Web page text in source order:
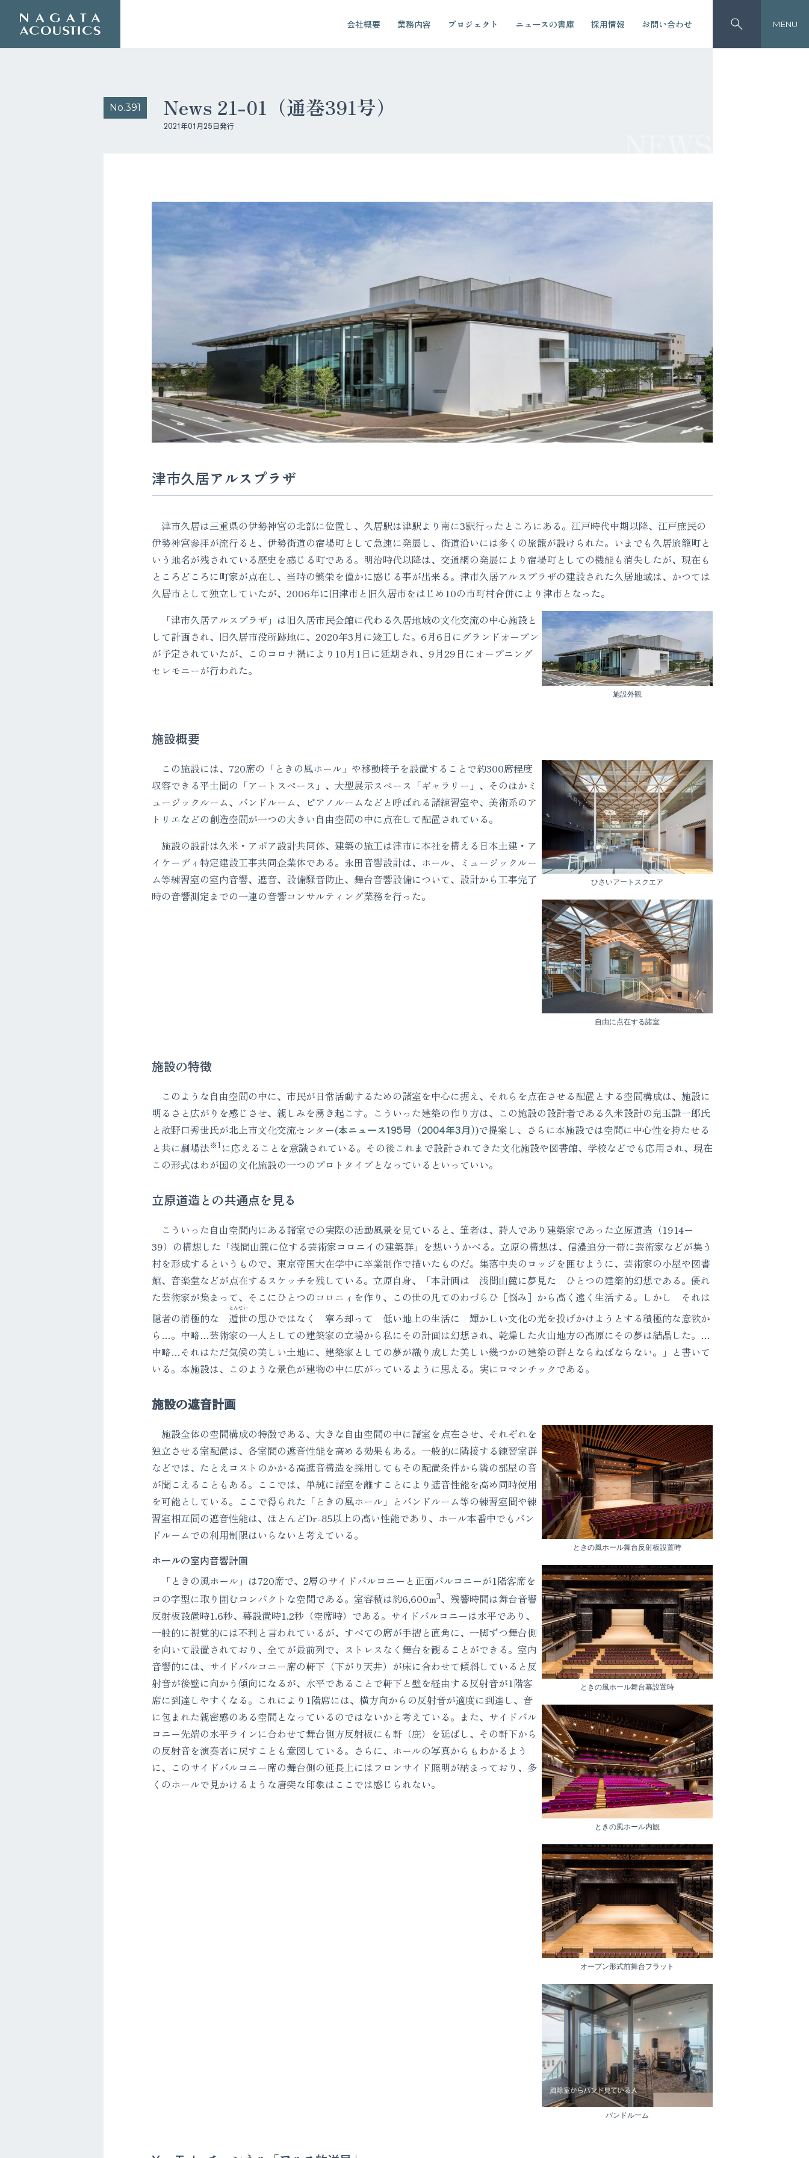
会社概要 業務内容 プロジェクト ニュースの書庫 採用情報 お問い合わせ MENU
No.391 News 21-01（通巻391号）
2021年01月25日発行
津市久居アルスプラザ
津市久居は三重県の伊勢神宮の北部に位置し、久居駅は津駅より南に3駅行ったところにある。江戸時代中期以降、江戸庶民の
伊勢神宮参拝が流行ると、伊勢街道の宿場町として急速に発展し、街道沿いには多くの旅籠が設けられた。いまでも久居旅籠町と
いう地名が残されている歴史を感じる町である。明治時代以降は、交通網の発展により宿場町としての機能も消失したが、現在も
ところどころに町家が点在し、当時の繁栄を僅かに感じる事が出来る。津市久居アルスプラザの建設された久居地域は、かつては
久居市として独立していたが、2006年に旧津市と旧久居市をはじめ10の市町村合併により津市となった。
「津市久居アルスプラザ」は旧久居市民会館に代わる久居地域の文化交流の中心施設と
して計画され、旧久居市役所跡地に、2020年3月に竣工した。6月6日にグランドオープン
が予定されていたが、このコロナ禍により10月1日に延期され、9月29日にオープニング
セレモニーが行われた。
施設外観
施設概要
この施設には、720席の「ときの風ホール」や移動椅子を設置することで約300席程度
収容できる平土間の「アートスペース」、大型展示スペース「ギャラリー」、そのほかミ
ュージックルーム、バンドルーム、ピアノルームなどと呼ばれる諸練習室や、美術系のア
トリエなどの創造空間が一つの大きい自由空間の中に点在して配置されている。
施設の設計は久米・アポア設計共同体、建築の施工は津市に本社を構える日本土建・ア
イケーディ特定建設工事共同企業体である。永田音響設計は、ホール、ミュージックルー
ム等練習室の室内音響、遮音、設備騒音防止、舞台音響設備について、設計から工事完了
時の音響測定までの一連の音響コンサルティング業務を行った。
ひさいアートスクエア
自由に点在する諸室
施設の特徴
このような自由空間の中に、市民が日常活動するための諸室を中心に据え、それらを点在させる配置とする空間構成は、施設に
明るさと広がりを感じさせ、親しみを湧き起こす。こういった建築の作り方は、この施設の設計者である久米設計の兒玉謙一郎氏
と故野口秀世氏が北上市文化交流センター(本ニュース195号（2004年3月))で提案し、さらに本施設では空間に中心性を持たせる
と共に劇場法※1に応えることを意識されている。その後これまで設計されてきた文化施設や図書館、学校などでも応用され、現在
この形式はわが国の文化施設の一つのプロトタイプとなっているといっていい。
立原道造との共通点を見る
こういった自由空間内にある諸室での実際の活動風景を見ていると、筆者は、詩人であり建築家であった立原道造（1914ー
39）の構想した「浅間山麓に位する芸術家コロニイの建築群」を想いうかべる。立原の構想は、信濃追分一帯に芸術家などが集う
村を形成するというもので、東京帝国大在学中に卒業制作で描いたものだ。集落中央のロッジを囲むように、芸術家の小屋や図書
館、音楽堂などが点在するスケッチを残している。立原自身、「本計画は 浅間山麓に夢見た ひとつの建築的幻想である。優れ
た芸術家が集まって、そこにひとつのコロニィを作り、この世の凡てのわづらひ［悩み］から高く遠く生活する。しかし それは
隠者の消極的な 遁世
とんせい
の思ひではなく 寧ろ却って 低い地上の生活に 輝かしい文化の光を投げかけようとする積極的な意欲か
ら…。中略…芸術家の一人としての建築家の立場から私にその計画は幻想され、乾燥した火山地方の高原にその夢は結晶した。…
中略…それはただ気候の美しい土地に、建築家としての夢が織り成した美しい幾つかの建築の群とならねばならない。」と書いて
いる。本施設は、このような景色が建物の中に広がっているように思える。実にロマンチックである。
施設の遮音計画
施設全体の空間構成の特徴である、大きな自由空間の中に諸室を点在させ、それぞれを
独立させる室配置は、各室間の遮音性能を高める効果もある。一般的に隣接する練習室群
などでは、たとえコストのかかる高遮音構造を採用してもその配置条件から隣の部屋の音
が聞こえることもある。ここでは、単純に諸室を離すことにより遮音性能を高め同時使用
を可能としている。ここで得られた「ときの風ホール」とバンドルーム等の練習室間や練
習室相互間の遮音性能は、ほとんどDr-85以上の高い性能であり、ホール本番中でもバン
ドルームでの利用制限はいらないと考えている。
ホールの室内音響計画
「ときの風ホール」は720席で、2層のサイドバルコニーと正面バルコニーが1階客席を
コの字型に取り囲むコンパクトな空間である。室容積は約6,600m3、残響時間は舞台音響
反射板設置時1.6秒、幕設置時1.2秒（空席時）である。サイドバルコニーは水平であり、
一般的に視覚的には不利と言われているが、すべての席が手摺と直角に、一脚ずつ舞台側
を向いて設置されており、全てが最前列で、ストレスなく舞台を観ることができる。室内
音響的には、サイドバルコニー席の軒下（下がり天井）が床に合わせて傾斜していると反
射音が後壁に向かう傾向になるが、水平であることで軒下と壁を経由する反射音が1階客
席に到達しやすくなる。これにより1階席には、横方向からの反射音が適度に到達し、音
に包まれた親密感のある空間となっているのではないかと考えている。また、サイドバル
コニー先端の水平ラインに合わせて舞台側方反射板にも軒（庇）を延ばし、その軒下から
の反射音を演奏者に戻すことも意図している。さらに、ホールの写真からもわかるよう
に、このサイドバルコニー席の舞台側の延長上にはフロンサイド照明が納まっており、多
くのホールで見かけるような唐突な印象はここでは感じられない。
ときの風ホール舞台反射板設置時
ときの風ホール舞台幕設置時
ときの風ホール内観
オープン形式前舞台フラット
バンドルーム